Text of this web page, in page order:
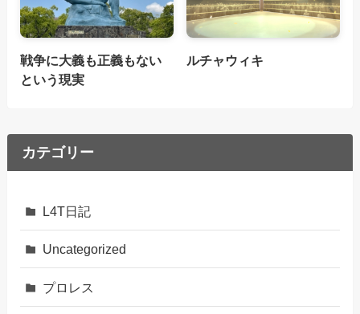
戦争に大義も正義もない
という現実
ルチャウィキ
カテゴリー
L4T日記
Uncategorized
プロレス